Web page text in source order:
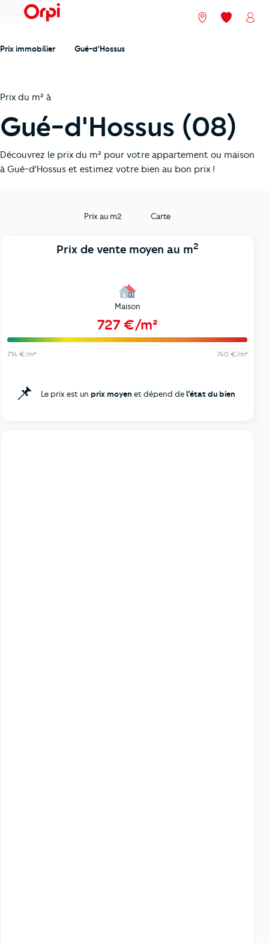
menu Nos agences
Mes
Prix immobilier Gué-d'Hossus
Prix du m² à
Gué-d'Hossus (08)
Découvrez le prix du m² pour votre appartement ou maison
à Gué-d'Hossus et estimez votre bien au bon prix !
Prix au m2 Carte
Prix de vente moyen au m2
Maison
727 €/m²
714 €/m² 740 €/m²
📌 Le prix est un prix moyen et dépend del’état du bien